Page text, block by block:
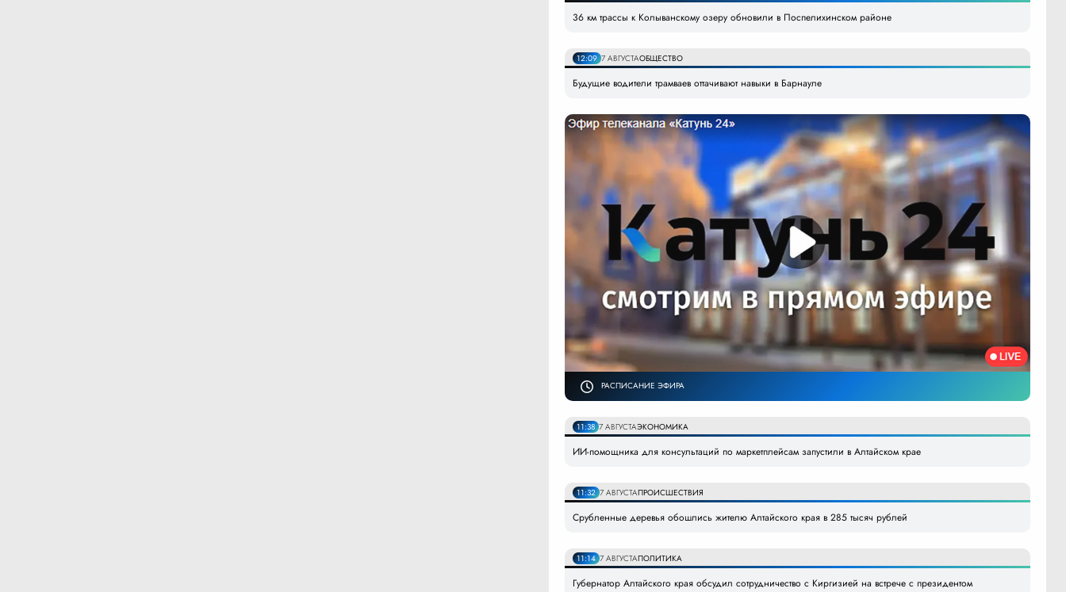
36 км трассы к Колыванскому озеру обновили в Поспелихинском районе
12:09 7 АВГУСТАОБЩЕСТВО
Будущие водители трамваев оттачивают навыки в Барнауле
РАСПИСАНИЕ ЭФИРА
11:38 7 АВГУСТАЭКОНОМИКА
ИИ-помощника для консультаций по маркетплейсам запустили в Алтайском крае
11:32 7 АВГУСТАПРОИСШЕСТВИЯ
Срубленные деревья обошлись жителю Алтайского края в 285 тысяч рублей
11:14 7 АВГУСТАПОЛИТИКА
Губернатор Алтайского края обсудил сотрудничество с Киргизией на встрече с президентом